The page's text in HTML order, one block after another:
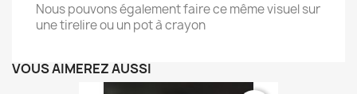
Nous pouvons également faire ce même visuel sur
une tirelire ou un pot à crayon
VOUS AIMEREZ AUSSI